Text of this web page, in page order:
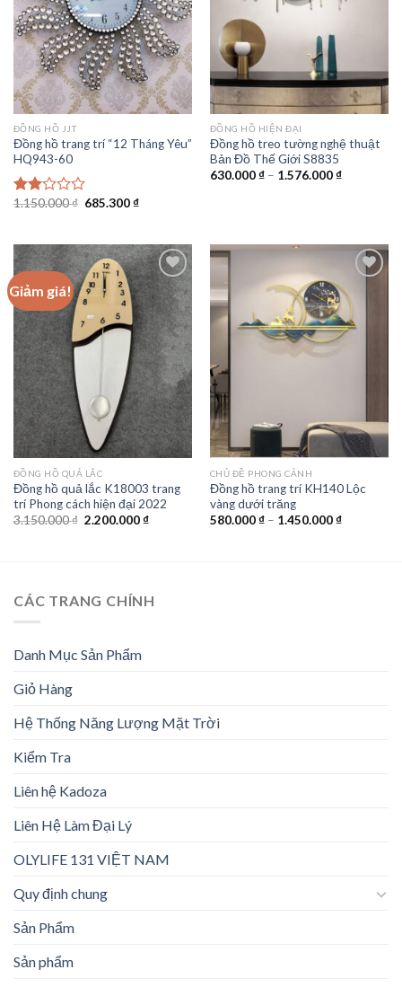
ĐỒNG HỒ JJT
Đồng hồ trang trí “12 Tháng Yêu”
HQ943-60
Được
2.00
5
sao
1.150.000₫ Giá
685.300₫Giá
685.300 ₫.
ĐỒNG HỒ HIỆN ĐẠI
Đồng hồ treo tường nghệ thuật
Bản Đồ Thế Giới S8835
630.000₫ – 1.576.000₫Khoảng
Giảm giá!
Add to
wishlist
ĐỒNG HỒ QUẢ LẮC
Đồng hồ quả lắc K18003 trang
trí Phong cách hiện đại 2022
3.150.000₫ Giá
2.200.000₫Giá
Add to
wishlist
CHỦ ĐỀ PHONG CẢNH
Đồng hồ trang trí KH140 Lộc
vàng dưới trăng
580.000₫ – 1.450.000₫Khoảng
CÁC TRANG CHÍNH
Danh Mục Sản Phẩm
Giỏ Hàng
Hệ Thống Năng Lượng Mặt Trời
Kiểm Tra
Liên hệ Kadoza
Liên Hệ Làm Đại Lý
OLYLIFE 131 VIỆT NAM
Quy định chung
Sản Phẩm
Sản phẩm